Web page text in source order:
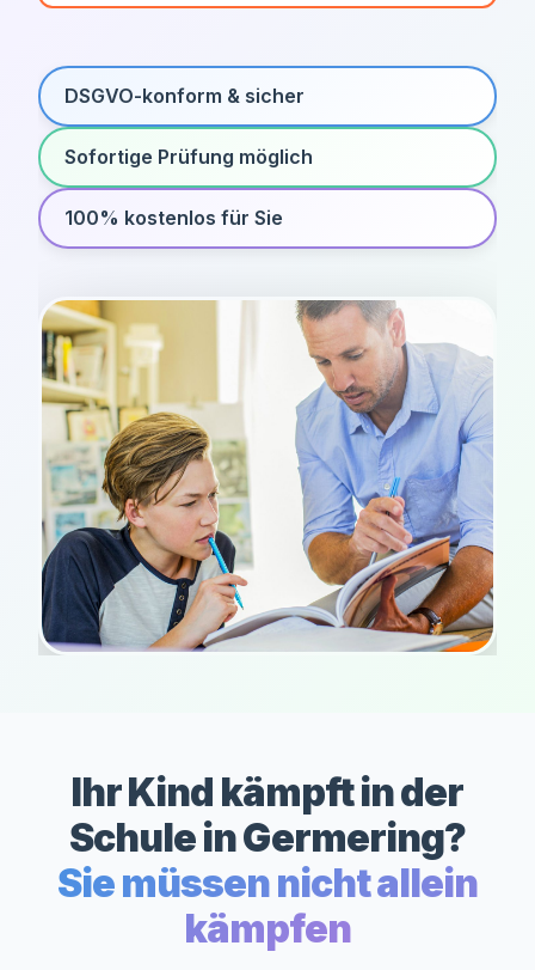
DSGVO-konform & sicher
Sofortige Prüfung möglich
100% kostenlos für Sie
Ihr Kind kämpft in der
Schule inGermering?
Sie müssen nicht allein
kämpfen